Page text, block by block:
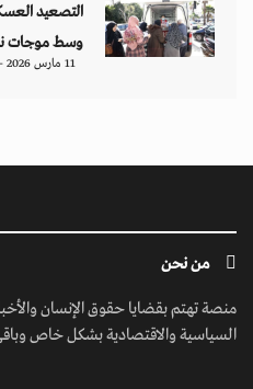
التصعيد
وسط موجات
11 مارس 2026 - 10:26
من نحن
منصة تهتم بقضايا حقوق الإنسان
السياسية والاقتصادية بشكل خاص